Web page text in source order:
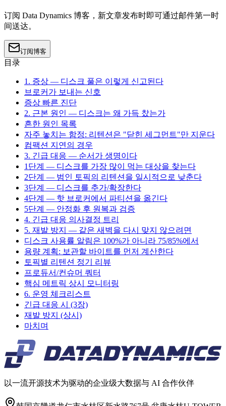
订阅 Data Dynamics 博客，新文章发布时即可通过邮件第一时
间送达。
订阅博客
目录
1. 증상 — 디스크 풀은 이렇게 신고된다
브로커가 보내는 신호
증상 빠른 진단
2. 근본 원인 — 디스크는 왜 가득 찼는가
흔한 원인 목록
자주 놓치는 함정: 리텐션은 "닫힌 세그먼트"만 지운다
컴팩션 지연의 경우
3. 긴급 대응 — 순서가 생명이다
1단계 — 디스크를 가장 많이 먹는 대상을 찾는다
2단계 — 범인 토픽의 리텐션을 일시적으로 낮춘다
3단계 — 디스크를 추가/확장한다
4단계 — 핫 브로커에서 파티션을 옮긴다
5단계 — 안정화 후 원복과 검증
4. 긴급 대응 의사결정 트리
5. 재발 방지 — 같은 새벽을 다시 맞지 않으려면
디스크 사용률 알림은 100%가 아니라 75/85%에서
용량 계획: 보관할 바이트를 먼저 계산한다
토픽별 리텐션 정기 리뷰
프로듀서/컨슈머 쿼터
핵심 메트릭 상시 모니터링
6. 운영 체크리스트
긴급 대응 시 (3장)
재발 방지 (상시)
마치며
以一流开源技术为驱动的企业级大数据与 AI 合作伙伴